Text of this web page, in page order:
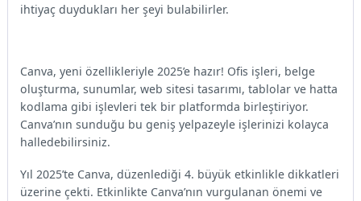
ihtiyaç duydukları her şeyi bulabilirler.
Canva, yeni özellikleriyle 2025’e hazır! Ofis işleri, belge
oluşturma, sunumlar, web sitesi tasarımı, tablolar ve hatta
kodlama gibi işlevleri tek bir platformda birleştiriyor.
Canva’nın sunduğu bu geniş yelpazeyle işlerinizi kolayca
halledebilirsiniz.
Yıl 2025’te Canva, düzenlediği 4. büyük etkinlikle dikkatleri
üzerine çekti. Etkinlikte Canva’nın vurgulanan önemi ve